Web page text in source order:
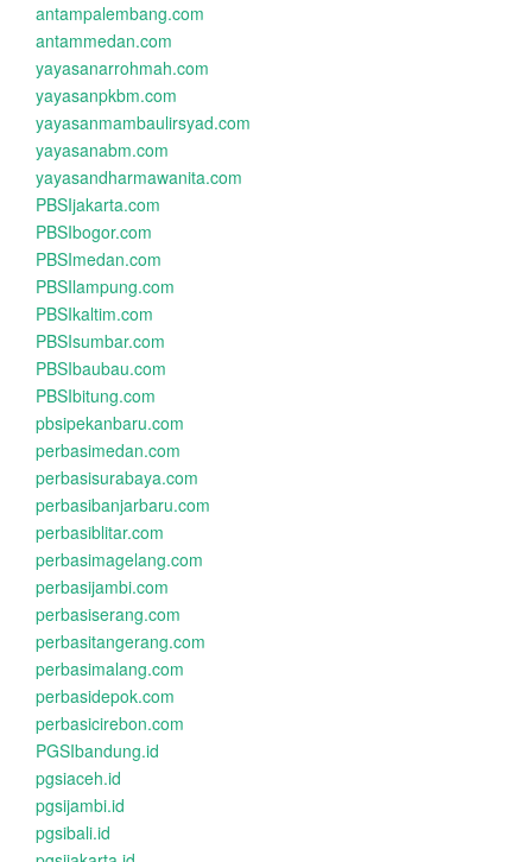
antampalembang.com
antammedan.com
yayasanarrohmah.com
yayasanpkbm.com
yayasanmambaulirsyad.com
yayasanabm.com
yayasandharmawanita.com
PBSIjakarta.com
PBSIbogor.com
PBSImedan.com
PBSIlampung.com
PBSIkaltim.com
PBSIsumbar.com
PBSIbaubau.com
PBSIbitung.com
pbsipekanbaru.com
perbasimedan.com
perbasisurabaya.com
perbasibanjarbaru.com
perbasiblitar.com
perbasimagelang.com
perbasijambi.com
perbasiserang.com
perbasitangerang.com
perbasimalang.com
perbasidepok.com
perbasicirebon.com
PGSIbandung.id
pgsiaceh.id
pgsijambi.id
pgsibali.id